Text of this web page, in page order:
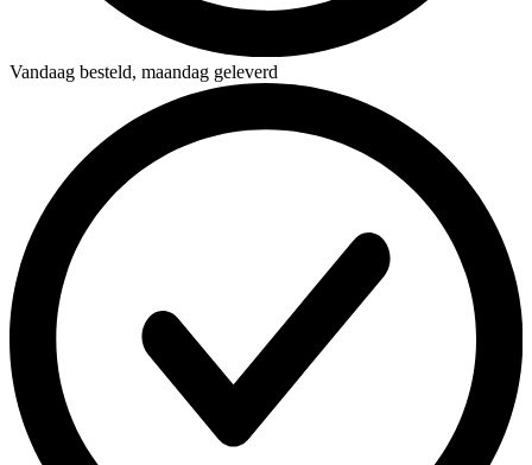
Vandaag besteld, maandag geleverd